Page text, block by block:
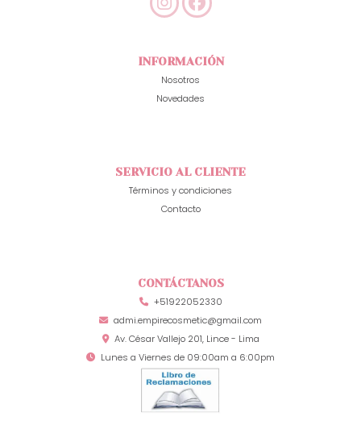
INFORMACIÓN
Nosotros
Novedades
SERVICIO AL CLIENTE
Términos y condiciones
Contacto
CONTÁCTANOS
+51922052330
admi.empirecosmetic@gmail.com
Av. César Vallejo 201, Lince - Lima
Lunes a Viernes de 09:00am a 6:00pm